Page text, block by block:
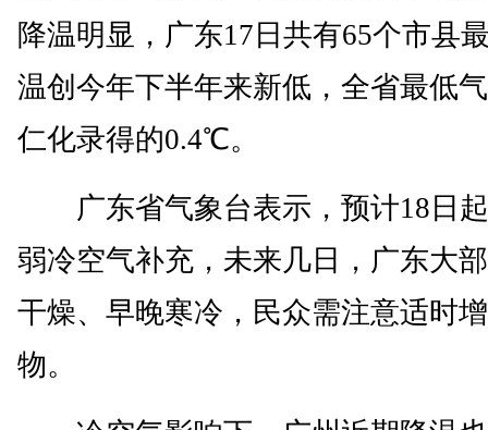
降温明显，广东17日共有65个市县
温创今年下半年来新低，全省最低
仁化录得的0.4℃。
广东省气象台表示，预计18日
弱冷空气补充，未来几日，广东大
干燥、早晚寒冷，民众需注意适时
物。